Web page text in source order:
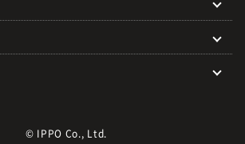
© IPPO Co., Ltd.